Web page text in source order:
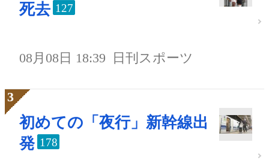
死去 127
08月08日 18:39 日刊スポーツ
初めての「夜行」新幹線出
発 178